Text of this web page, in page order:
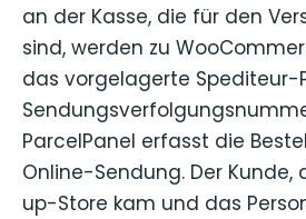
an der Kasse, die für den
sind, werden zu
das vorgelagerte Spediteur-
ParcelPanel erfasst die
Online-Sendung. Der Kunde,
up-Store kam und das